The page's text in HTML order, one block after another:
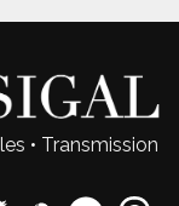
• Transmission